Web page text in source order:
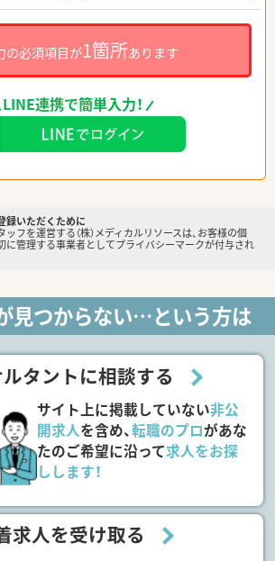
の必須項目が1箇所あります
LINE連携で簡単入力！
録いただくために
ッフを運営する（株）メディカルリソースは、お客様の個
に管理する事業者としてプライバシーマークが付与され
見つからない…という方は
タントに相談する
サイト上に掲載していない非公
開求人を含め、転職のプロがあな
たのご希望に沿って求人をお探
しします！
求人を受け取る